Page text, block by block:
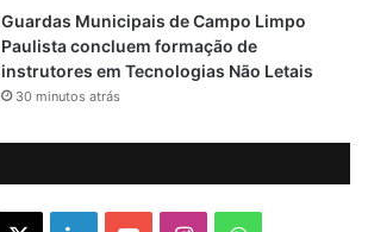
Guardas Municipais de Campo Limpo
Paulista concluem formação de
instrutores em Tecnologias Não Letais
30 minutos atrás